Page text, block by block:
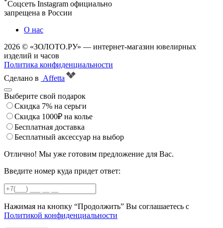
Соцсеть Instagram официально
запрещена в России
О нас
2026 © «ЗОЛОТО.РУ» — интернет-магазин ювелирных
изделий и часов
Политика конфиденциальности
Сделано в Affetta
Выберите свой подарок
Скидка 7% на серьги
Скидка 1000₽ на колье
Бесплатная доставка
Бесплатный аксессуар на выбор
Отлично! Мы уже готовим предложение для Вас.
Введите номер куда придет ответ:
Нажимая на кнопку “Продолжить” Вы соглашаетесь с
Политикой конфиденциальности